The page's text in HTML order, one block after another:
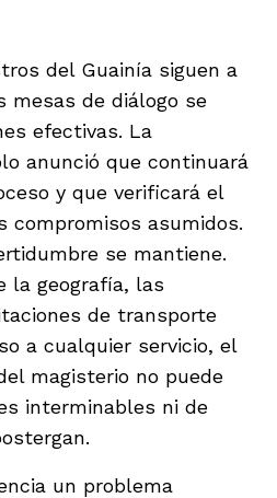
del Guainía siguen a
mesas de diálogo se
efectivas. La
anunció que continuará
y que verificará el
compromisos asumidos.
se mantiene.
la geografía, las
de transporte
a cualquier servicio, el
magisterio no puede
interminables ni de
un problema